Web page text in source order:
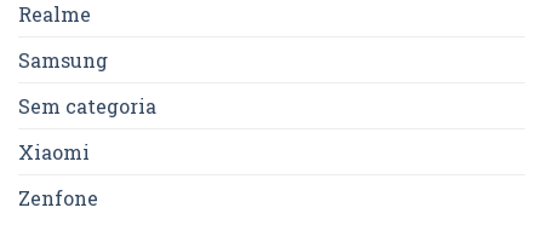
Realme
Samsung
Sem categoria
Xiaomi
Zenfone